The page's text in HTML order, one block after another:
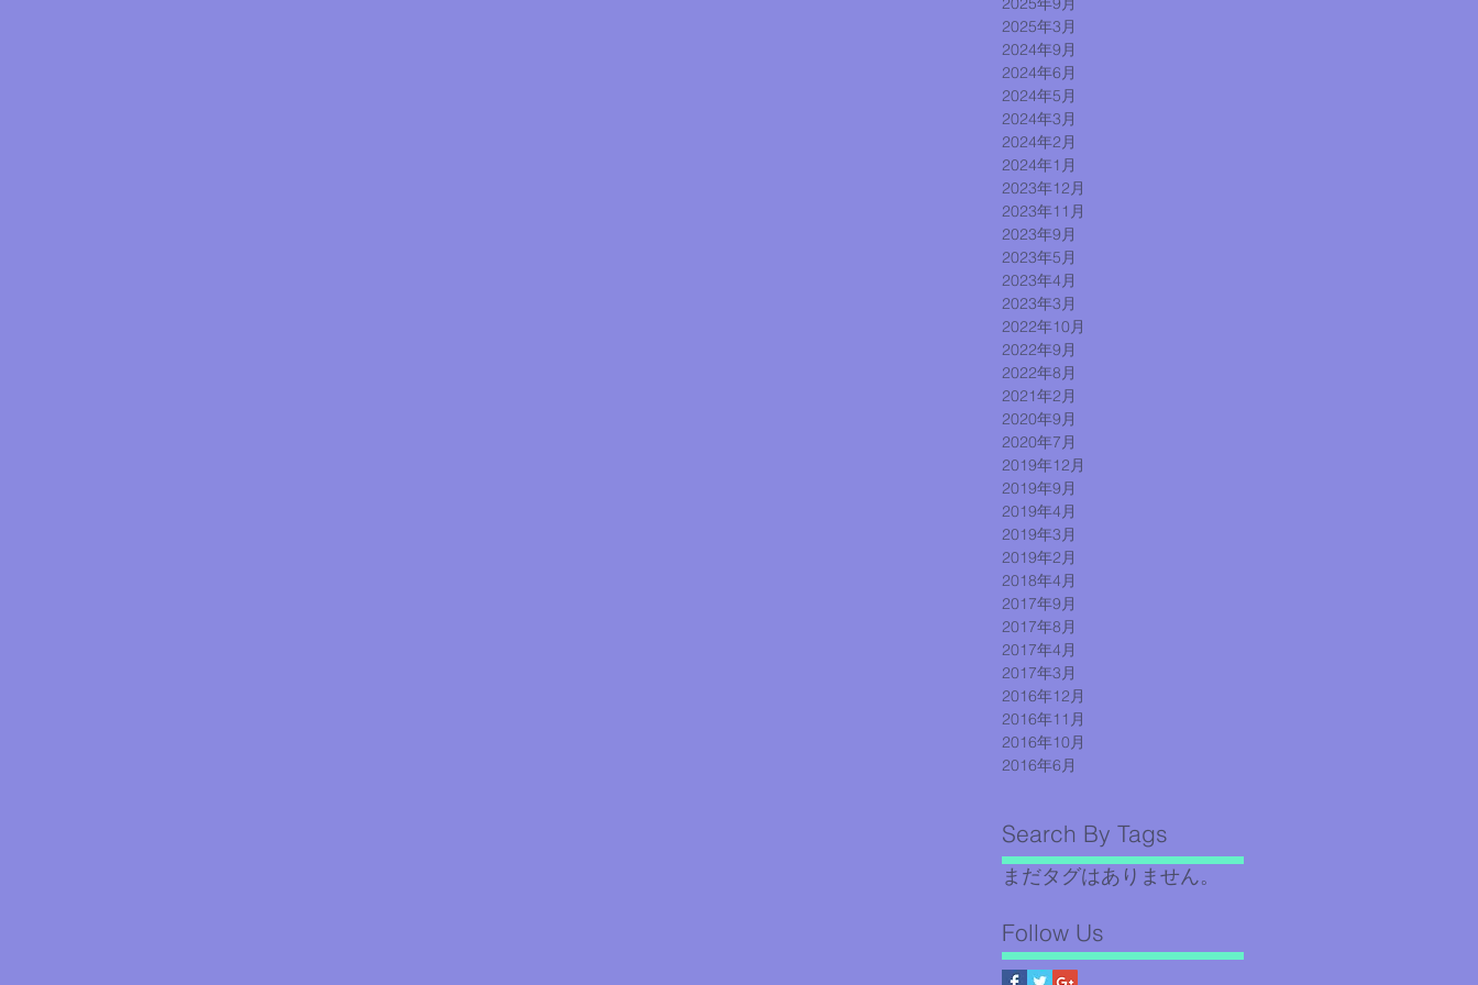
2025年3月
2024年9月
2024年6月
2024年5月
2024年3月
2024年2月
2024年1月
2023年12月
2023年11月
2023年9月
2023年5月
2023年4月
2023年3月
2022年10月
2022年9月
2022年8月
2021年2月
2020年9月
2020年7月
2019年12月
2019年9月
2019年4月
2019年3月
2019年2月
2018年4月
2017年9月
2017年8月
2017年4月
2017年3月
2016年12月
2016年11月
2016年10月
2016年6月
Search By Tags
まだタグはありません。
Follow Us